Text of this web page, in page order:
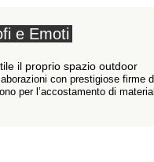
e Emoti
il proprio spazio outdoor
con prestigiose firme
per l’accostamento di